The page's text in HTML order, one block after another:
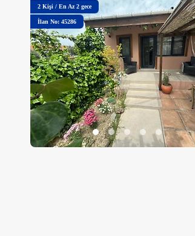
2 Kişi / En Az 2 gece
İlan No: 45286